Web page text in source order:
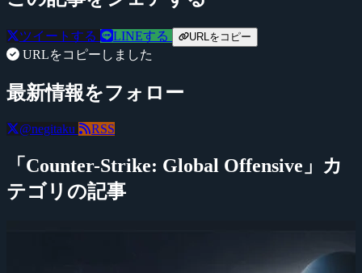
ツイートする LINEする URLをコピー
URLをコピーしました
最新情報をフォロー
@negitaku RSS
「Counter-Strike: Global Offensive」カ
テゴリの記事